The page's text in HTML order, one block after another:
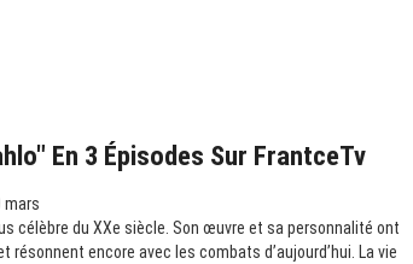
En 3 Épisodes Sur FrantceTv
mars
célèbre du XXe siècle. Son œuvre et sa personnalité ont
résonnent encore avec les combats d’aujourd’hui. La vie